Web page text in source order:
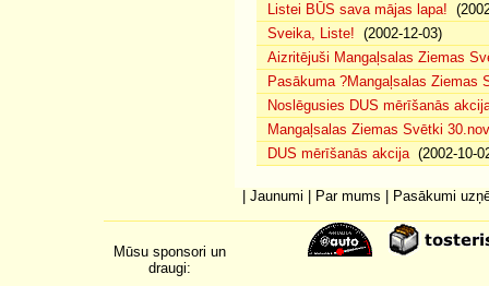
Listei BŪS sava mājas lapa!
Sveika, Liste! (2002-12-03)
Aizritējuši Mangaļsalas Ziemas
Pasākuma ?Mangaļsalas Ziemas
Noslēgusies DUS mērīšanās
Mangaļsalas Ziemas Svētki
DUS mērīšanās akcija(2002-10-
Jaunumi Par mums Pasākumi
Mūsu sponsori un
draugi: